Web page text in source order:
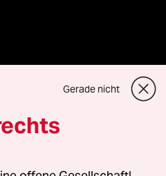
GmbH
Gerade nicht